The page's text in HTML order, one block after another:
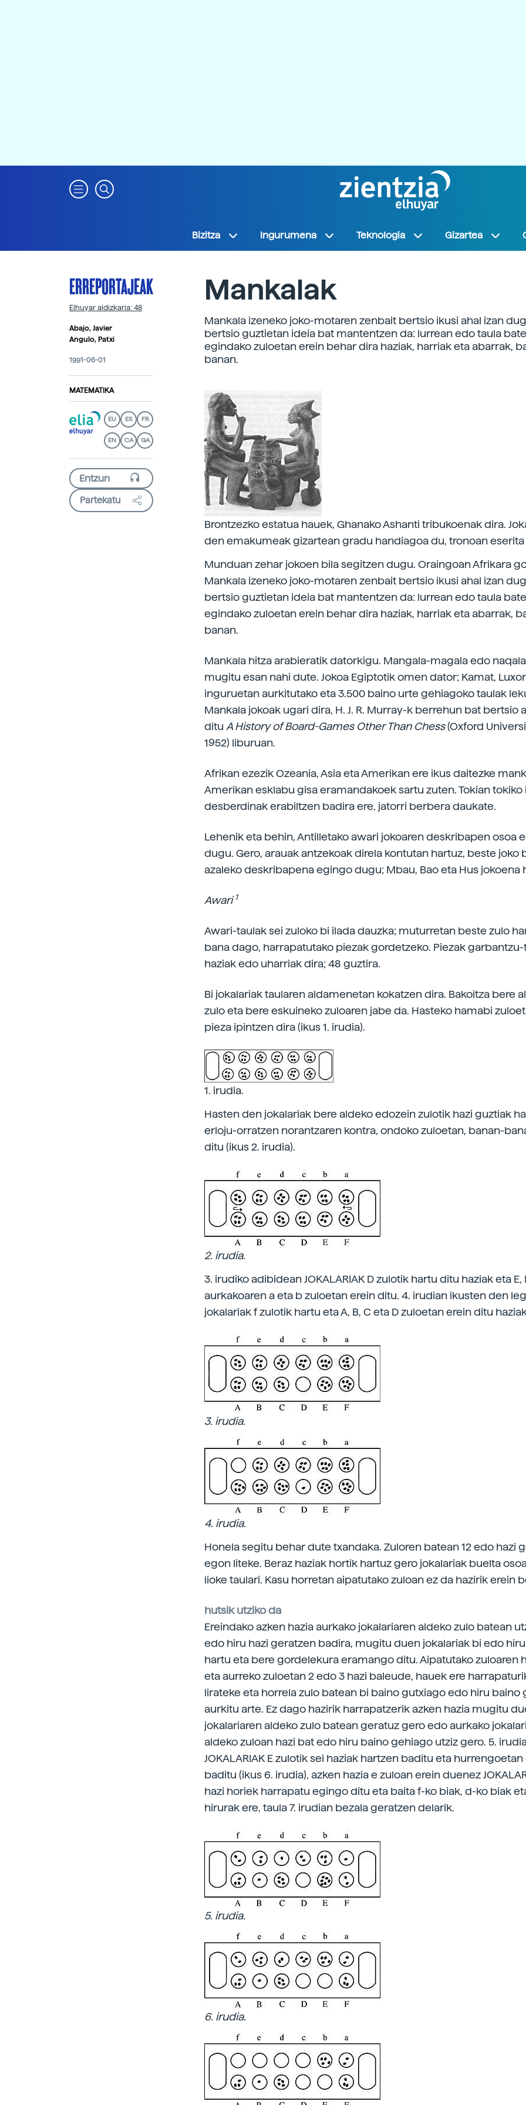
Bizitza Ingurumena Teknologia Gizartea
ERREPORTAJEAK
Elhuyar aldizkaria: 48
Abajo, Javier
Angulo, Patxi
1991-06-01
MATEMATIKA
EU ES FR
EN CA GA
Partekatu
Mankalak
Mankala izeneko joko-motaren zenbait bertsio ikusi ahal izan
bertsio guztietan ideia bat mantentzen da: lurrean edo taula
egindako zuloetan erein behar dira haziak, harriak eta abarrak,
banan.
Brontzezko estatua hauek, Ghanako Ashanti tribukoenak dira.
den emakumeak gizartean gradu handiagoa du, tronoan
Munduan zehar jokoen bila segitzen dugu. Oraingoan Afrikara
Mankala izeneko joko-motaren zenbait bertsio ikusi ahal izan
bertsio guztietan ideia bat mantentzen da: lurrean edo taula
egindako zuloetan erein behar dira haziak, harriak eta abarrak,
banan.
Mankala hitza arabieratik datorkigu. Mangala-magala edo
mugitu esan nahi dute. Jokoa Egiptotik omen dator; Kamat,
inguruetan aurkitutako eta 3.500 baino urte gehiagoko taulak
Mankala jokoak ugari dira, H. J. R. Murray-k berrehun bat bertsio
ditu A History of Board-Games Other Than Chess(Oxford
1952) liburuan.
Afrikan ezezik Ozeania, Asia eta Amerikan ere ikus daitezke
Amerikan esklabu gisa eramandakoek sartu zuten. Tokian tokiko
desberdinak erabiltzen badira ere, jatorri berbera daukate.
Lehenik eta behin, Antilletako awari jokoaren deskribapen osoa
dugu. Gero, arauak antzekoak direla kontutan hartuz, beste joko
azaleko deskribapena egingo dugu; Mbau, Bao eta Hus jokoena
Awari1
Awari-taulak sei zuloko bi ilada dauzka; muturretan beste zulo
bana dago, harrapatutako piezak gordetzeko. Piezak
haziak edo uharriak dira; 48 guztira.
Bi jokalariak taularen aldamenetan kokatzen dira. Bakoitza bere
zulo eta bere eskuineko zuloaren jabe da. Hasteko hamabi
pieza ipintzen dira (ikus 1. irudia).
1. irudia.
Hasten den jokalariak bere aldeko edozein zulotik hazi guztiak
erloju-orratzen norantzaren kontra, ondoko zuloetan, banan-
ditu (ikus 2. irudia).
2. irudia.
3. irudiko adibidean JOKALARIAK D zulotik hartu ditu haziak eta E,
aurkakoaren a eta b zuloetan erein ditu. 4. irudian ikusten den
jokalariak f zulotik hartu eta A, B, C eta D zuloetan erein ditu
3. irudia.
4. irudia.
Honela segitu behar dute txandaka. Zuloren batean 12 edo hazi
egon liteke. Beraz haziak hortik hartuz gero jokalariak buelta
lioke taulari. Kasu horretan aipatutako zuloan ez da hazirik erein
hutsik utziko da
Ereindako azken hazia aurkako jokalariaren aldeko zulo batean
edo hiru hazi geratzen badira, mugitu duen jokalariak bi edo
hartu eta bere gordelekura eramango ditu. Aipatutako zuloaren
eta aurreko zuloetan 2 edo 3 hazi baleude, hauek ere
lirateke eta horrela zulo batean bi baino gutxiago edo hiru baino
aurkitu arte. Ez dago hazirik harrapatzerik azken hazia mugitu
jokalariaren aldeko zulo batean geratuz gero edo aurkako
aldeko zuloan hazi bat edo hiru baino gehiago utziz gero. 5.
JOKALARIAK E zulotik sei haziak hartzen baditu eta
baditu (ikus 6. irudia), azken hazia e zuloan erein duenez
hazi horiek harrapatu egingo ditu eta baita f-ko biak, d-ko biak
hirurak ere, taula 7. irudian bezala geratzen delarik.
5. irudia.
6. irudia.